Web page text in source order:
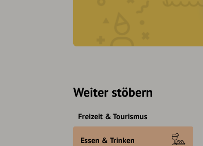
Weiter stöbern
Freizeit & Tourismus
Essen & Trinken